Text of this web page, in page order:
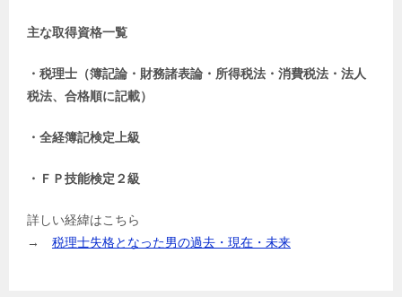
主な取得資格一覧
・税理士（簿記論・財務諸表論・所得税法・消費税法・法人
税法、合格順に記載）
・全経簿記検定上級
・ＦＰ技能検定２級
詳しい経緯はこちら
→ 税理士失格となった男の過去・現在・未来